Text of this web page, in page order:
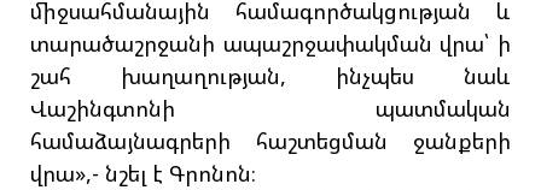
միջսահմանային համագործակցության և
տարածաշրջանի ապաշրջափակման վրա՝ ի
շահ խաղաղության, ինչպես նաև
Վաշինգտոնի պատմական
համաձայնագրերի հաշտեցման ջանքերի
վրա»,- նշել է Գրոնոն։